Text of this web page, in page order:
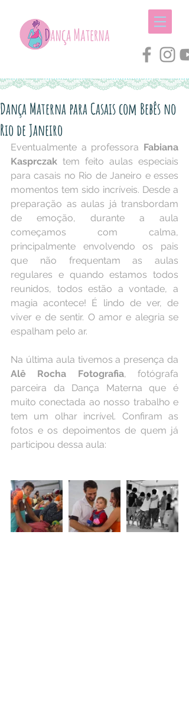
Dança Materna para Casais com Bebês no
Rio de Janeiro
Eventualmente a professora Fabiana
Kasprczak tem feito aulas especiais
para casais no Rio de Janeiro e esses
momentos tem sido incríveis. Desde a
preparação as aulas já transbordam
de emoção, durante a aula
começamos com calma,
principalmente envolvendo os pais
que não frequentam as aulas
regulares e quando estamos todos
reunidos, todos estão a vontade, a
magia acontece! É lindo de ver, de
viver e de sentir. O amor e alegria se
espalham pelo ar.
Alê Rocha Fotografia, fotógrafa
parceira da Dança Materna que é
muito conectada ao nosso trabalho e
tem um olhar incrível. Confiram as
fotos e os depoimentos de quem já
participou dessa aula: